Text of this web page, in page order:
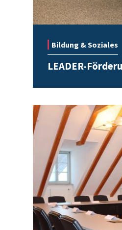
Bildung & Soziales
LEADER-